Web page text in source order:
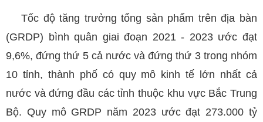
Tốc độ tăng trưởng tổng sản phẩm trên địa bàn
(GRDP) bình quân giai đoạn 2021 - 2023 ước đạt
9,6%, đứng thứ 5 cả nước và đứng thứ 3 trong nhóm
10 tỉnh, thành phố có quy mô kinh tế lớn nhất cả
nước và đứng đầu các tỉnh thuộc khu vực Bắc Trung
Bộ. Quy mô GRDP năm 2023 ước đạt 273.000 tỷ